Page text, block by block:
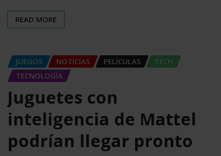
READ MORE
JUEGOS NOTICIAS PELÍCULAS
TECH
TECNOLOGÍA
Juguetes con
inteligencia de Mattel
podrían llegar pronto